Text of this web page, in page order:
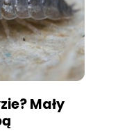
Mały